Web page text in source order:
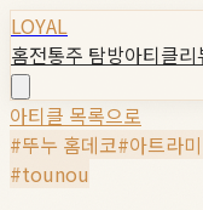
LOYAL
홈전통주 탐방아티클리
아티클 목록으로
#뚜누 홈데코#아트라
#tounou